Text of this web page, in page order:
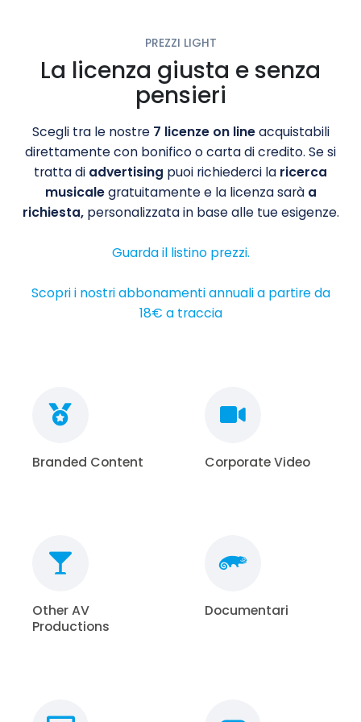
PREZZI LIGHT
La licenza giusta e senza
pensieri
Scegli tra le nostre 7 licenze on lineacquistabili
direttamente con bonifico o carta di credito. Se si
tratta di advertising puoi richiederci la ricerca
musicalegratuitamente e la licenza sarà a
richiesta,personalizzata in base alle tue esigenze.
Guarda il listino prezzi.
Scopri i nostri abbonamenti annuali a partire da
18€ a traccia
Branded Content Corporate Video
Other AV
Productions
Documentari